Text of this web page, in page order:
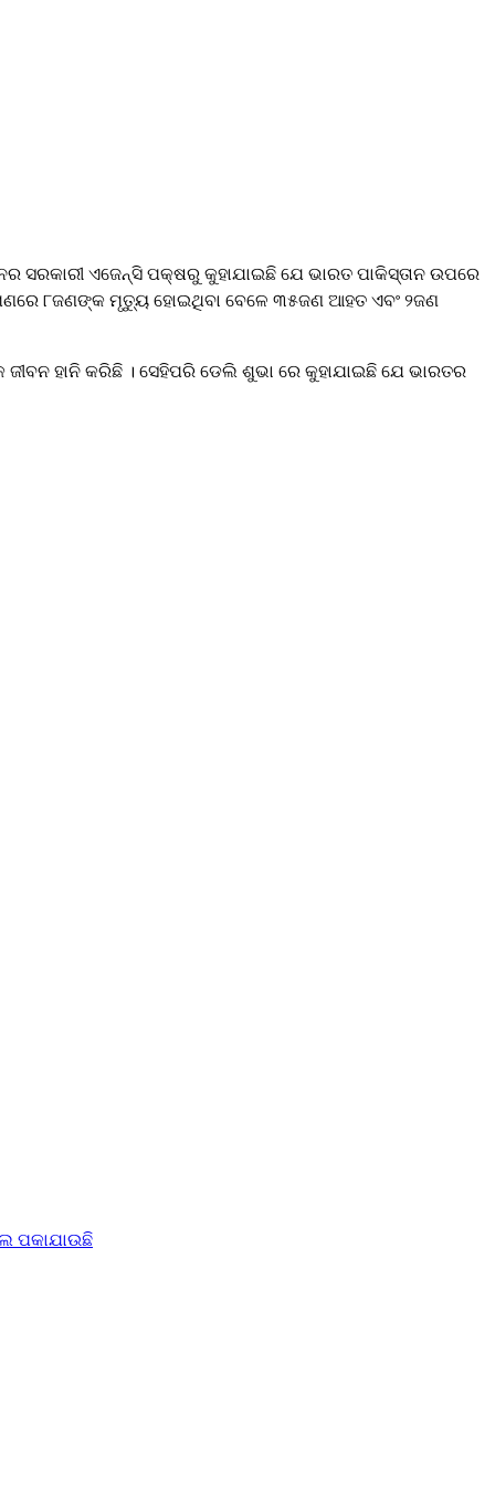
ସରକାରୀ ଏଜେନ୍ସି ପକ୍ଷରୁ କୁହାଯାଇଛି ଯେ ଭାରତ ପାକିସ୍ତାନ ଉପରେ
୮ଜଣଙ୍କ ମୃତ୍ୟୁ ହୋଇଥିବା ବେଳେ ୩୫ଜଣ ଆହତ ଏବଂ ୨ଜଣ
ହାନି କରିଛି । ସେହିପରି ଡେଲି ଶୁଭା ରେ କୁହାଯାଇଛି ଯେ ଭାରତର
ପକାଯାଉଛି